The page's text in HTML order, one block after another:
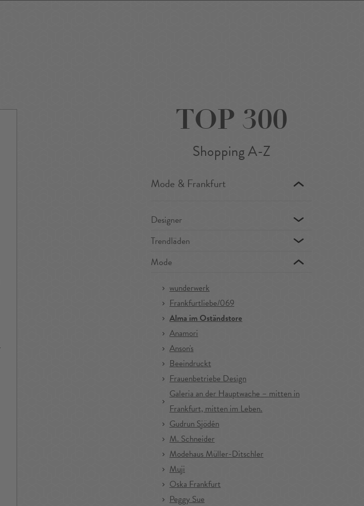
TOP 300
Shopping A-Z
Mode & Frankfurt
Designer
Trendläden
Mode
wunderwerk
Frankfurtliebe/069
Alma im Oständstore
Anamori
Anson's
Beeindruckt
Frauenbetriebe Design
Galeria an der Hauptwache – mitten in
Frankfurt, mitten im Leben.
Gudrun Sjödén
M. Schneider
Modehaus Müller-Ditschler
Muji
Oska Frankfurt
Peggy Sue